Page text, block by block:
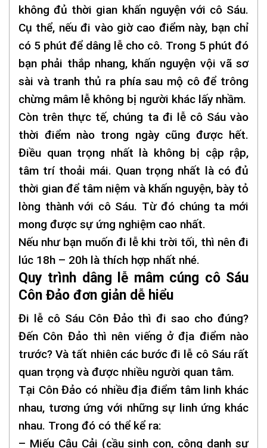
không đủ thời gian khấn nguyện với cô Sáu.
Cụ thể, nếu đi vào giờ cao điểm này, bạn chỉ
có 5 phút để dâng lễ cho cô. Trong 5 phút đó
bạn phải thắp nhang, khấn nguyện vội vã sơ
sài và tranh thủ ra phía sau mộ cô để trông
chừng mâm lễ không bị người khác lấy nhầm.
Còn trên thực tế, chúng ta đi lễ cô Sáu vào
thời điểm nào trong ngày cũng được hết.
Điều quan trọng nhất là không bị cập rập,
tâm trí thoải mái. Quan trọng nhất là có đủ
thời gian để tâm niệm và khấn nguyện, bày tỏ
lòng thành với cô Sáu. Từ đó chúng ta mới
mong được sự ứng nghiệm cao nhất.
Nếu như bạn muốn đi lễ khi trời tối, thì nên đi
lúc 18h – 20h là thích hợp nhất nhé.
Quy trình dâng lễ mâm cúng cô Sáu
Côn Đảo đơn giản dễ hiểu
Đi lễ cô Sáu Côn Đảo thì đi sao cho đúng?
Đến Côn Đảo thì nên viếng ở địa điểm nào
trước? Và tất nhiên các bước đi lễ cô Sáu rất
quan trọng và được nhiều người quan tâm.
Tại Côn Đảo có nhiều địa điểm tâm linh khác
nhau, tương ứng với những sự linh ứng khác
nhau. Trong đó có thể kể ra:
– Miếu Cậu Cải (cầu sinh con, công danh sự